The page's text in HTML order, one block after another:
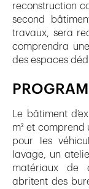
reconstruction
second
travaux, sera
comprendra
des espaces
Le bâtiment
m² et
pour les
lavage, un
matériaux de
abritent des